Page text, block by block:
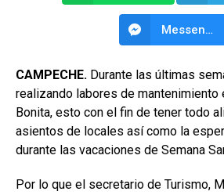
Messenger
CAMPECHE. Durante las últimas
realizando labores de mantenimiento
Bonita, esto con el fin de tener todo
asientos de locales así como la
durante las vacaciones de Semana
Por lo que el secretario de Turismo,